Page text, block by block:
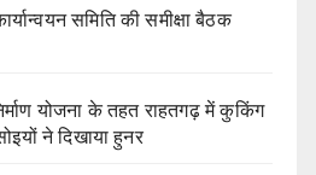
समिति की समीक्षा बैठक
योजना के तहत राहतगढ़ में कुकिंग
ने दिखाया हुनर